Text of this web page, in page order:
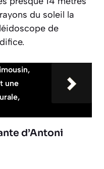
du soleil la
de
une
d’Antoni